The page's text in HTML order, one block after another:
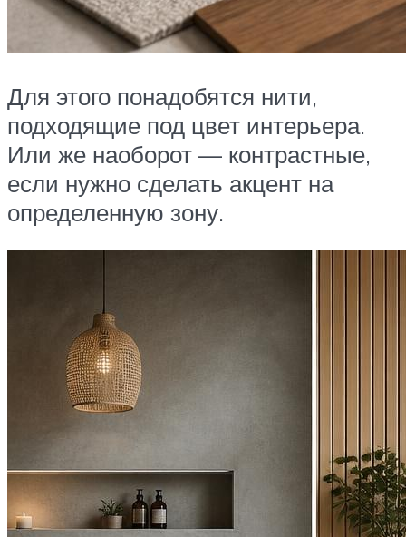
Для этого понадобятся нити,
подходящие под цвет интерьера.
Или же наоборот — контрастные,
если нужно сделать акцент на
определенную зону.